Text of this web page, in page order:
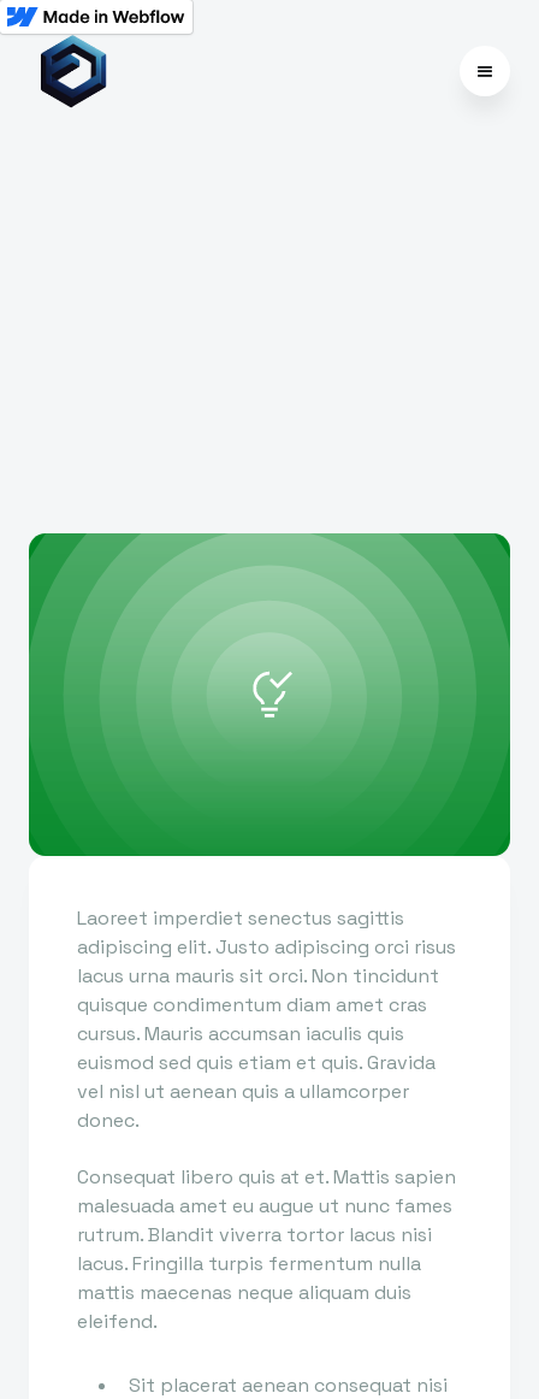
Laoreet imperdiet senectus sagittis
adipiscing elit. Justo adipiscing orci risus
lacus urna mauris sit orci. Non tincidunt
quisque condimentum diam amet cras
cursus. Mauris accumsan iaculis quis
euismod sed quis etiam et quis. Gravida
vel nisl ut aenean quis a ullamcorper
donec.
Consequat libero quis at et. Mattis sapien
malesuada amet eu augue ut nunc fames
rutrum. Blandit viverra tortor lacus nisi
lacus. Fringilla turpis fermentum nulla
mattis maecenas neque aliquam duis
eleifend.
Sit placerat aenean consequat nisi